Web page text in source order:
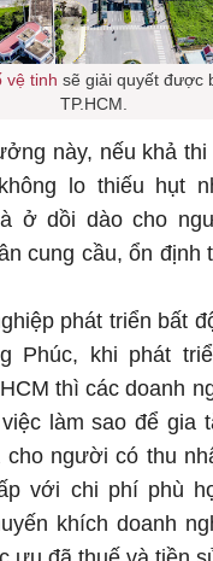
vệ tinh sẽ giải quyết được
TP.HCM.
này, nếu khả
lo thiếu hụt
ở dồi dào cho
cung cầu, ổn định
phát triển bất
Phúc, khi phát
thì các doanh
làm sao để gia
người có thu
với chi phí phù
khích doanh
ưu đã thuế và tiền